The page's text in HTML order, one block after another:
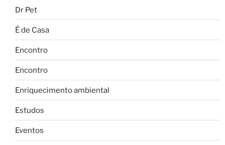
Dr Pet
É de Casa
Encontro
Encontro
Enriquecimento ambiental
Estudos
Eventos